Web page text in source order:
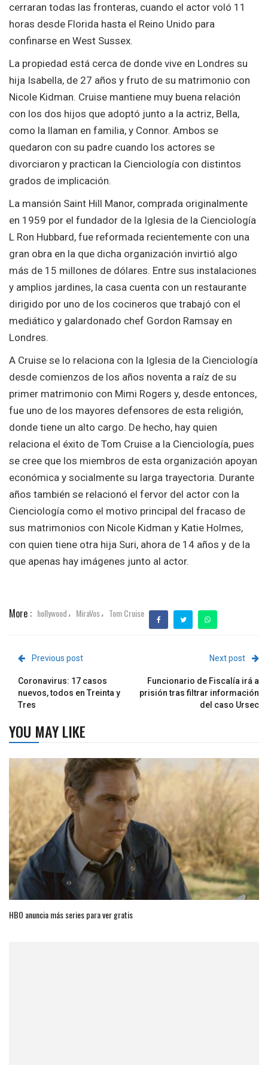
cerraran todas las fronteras, cuando el actor voló 11
horas desde Florida hasta el Reino Unido para
confinarse en West Sussex.
La propiedad está cerca de donde vive en Londres su
hija Isabella, de 27 años y fruto de su matrimonio con
Nicole Kidman. Cruise mantiene muy buena relación
con los dos hijos que adoptó junto a la actriz, Bella,
como la llaman en familia, y Connor. Ambos se
quedaron con su padre cuando los actores se
divorciaron y practican la Cienciología con distintos
grados de implicación.
La mansión Saint Hill Manor, comprada originalmente
en 1959 por el fundador de la Iglesia de la Cienciología
L Ron Hubbard, fue reformada recientemente con una
gran obra en la que dicha organización invirtió algo
más de 15 millones de dólares. Entre sus instalaciones
y amplios jardines, la casa cuenta con un restaurante
dirigido por uno de los cocineros que trabajó con el
mediático y galardonado chef Gordon Ramsay en
Londres.
A Cruise se lo relaciona con la Iglesia de la Cienciología
desde comienzos de los años noventa a raíz de su
primer matrimonio con Mimi Rogers y, desde entonces,
fue uno de los mayores defensores de esta religión,
donde tiene un alto cargo. De hecho, hay quien
relaciona el éxito de Tom Cruise a la Cienciología, pues
se cree que los miembros de esta organización apoyan
económica y socialmente su larga trayectoria. Durante
años también se relacionó el fervor del actor con la
Cienciología como el motivo principal del fracaso de
sus matrimonios con Nicole Kidman y Katie Holmes,
con quien tiene otra hija Suri, ahora de 14 años y de la
que apenas hay imágenes junto al actor.
More : hollywood , MiraVos, Tom Cruise
Previous post
Coronavirus: 17 casos
nuevos, todos en Treinta y
Tres
Next post
Funcionario de Fiscalía irá a
prisión tras filtrar información
del caso Ursec
YOU MAY LIKE
HBO anuncia más series para ver gratis